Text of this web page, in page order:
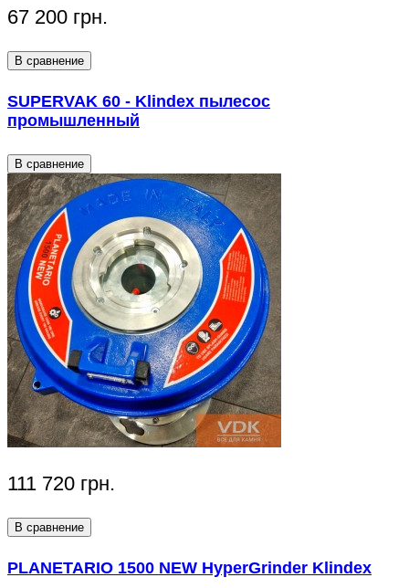
67 200 грн.
В сравнение
SUPERVAK 60 - Klindex пылесос
промышленный
В сравнение
111 720 грн.
В сравнение
PLANETARIO 1500 NEW HyperGrinder Klindex